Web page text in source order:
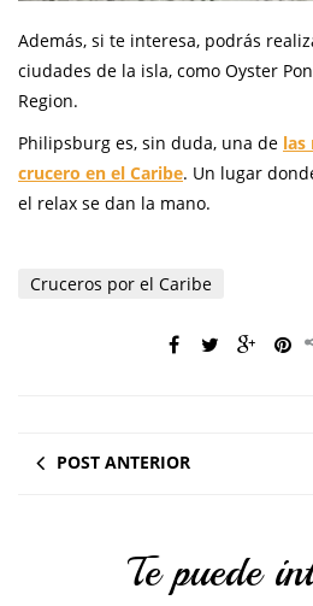
Además, si te interesa, podrás
ciudades de la isla, como Oyster
Region.
Philipsburg es, sin duda, una de las
crucero en el Caribe. Un lugar
el relax se dan la mano.
Cruceros por el Caribe
POST ANTERIOR
Te puede